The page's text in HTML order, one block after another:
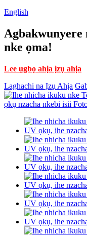
English
Agbakwunyere
nke ọma!
Lee ụgbọ ahịa ịzụ ahịa
Laghachi na Ịzụ Ahịa